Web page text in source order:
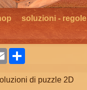
soluzioni - regole
Email
di puzzle 2D